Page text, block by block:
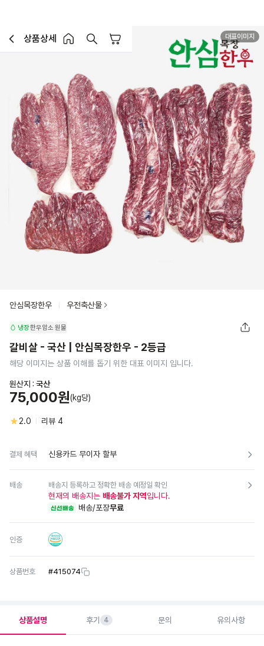
이전페이지로 이동
상품상세
홈 버튼홈 장바구니
대표이미지
안심목장한우 우전축산물
냉장한우암소 원물
갈비살 - 국산 | 안심목장한우 - 2등급
해당 이미지는 상품 이해를 돕기 위한 대표 이미지 입니다.
원산지 : 국산
75,000원(kg당)
2.0 리뷰 4
결제 혜택 신용카드 무이자 할부
배송 배송지 등록하고 정확한 배송 예정일 확인
현재의 배송지는 배송불가 지역입니다.
신선배송 배송/포장무료
인증
상품번호 #415074
상품설명 후기 4 문의 유의사항